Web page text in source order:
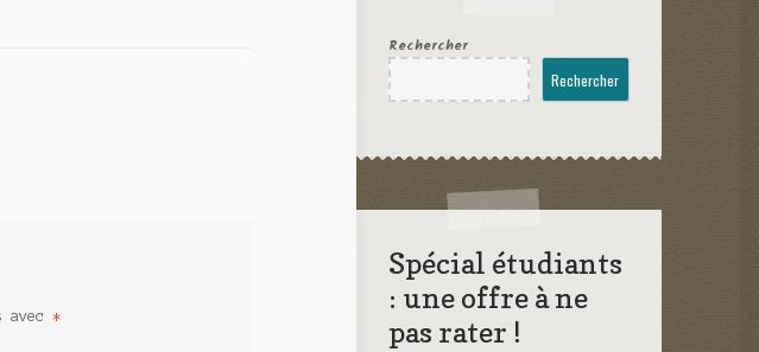
avec*
Rechercher
Rechercher
Spécial étudiants
: une offre à ne
pas rater !